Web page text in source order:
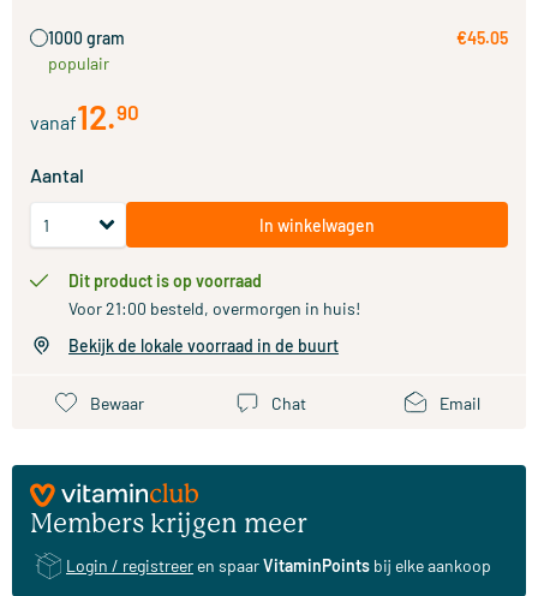
1000 gram
populair
€45.05
vanaf12.90
Aantal
In winkelwagen
Dit product is op voorraad
Voor 21:00 besteld, overmorgen in huis!
Bekijk de lokale voorraad in de buurt
Bewaar Chat Email
Members krijgen meer
Login / registreer en spaarVitaminPoints bij elke aankoop